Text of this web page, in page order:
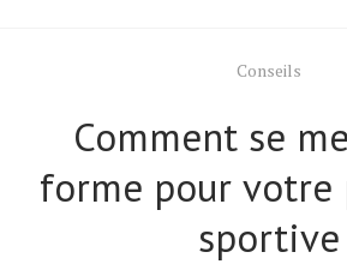
Conseils
Comment se
forme pour votre
sportive